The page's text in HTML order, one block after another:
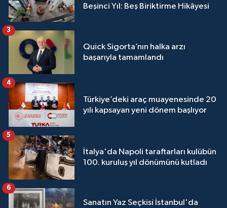
Beşinci Yıl: Beş Biriktirme Hikâyesi
Quick Sigorta’nın halka arzı
başarıyla tamamlandı
3
Türkiye’deki araç muayenesinde 20
yılı kapsayan yeni dönem başlıyor
4
İtalya'da Napoli taraftarları kulübün
100. kuruluş yıl dönümünü kutladı
5
Sanatın Yaz Seçkisi İstanbul'da
6